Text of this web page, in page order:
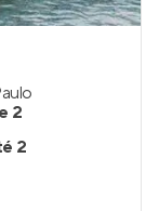
2
2